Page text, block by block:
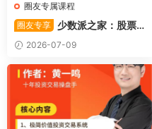
圈友专属课程
圈友专享
少数派之家：股票操
作系统—从入门到精通
2026-07-09